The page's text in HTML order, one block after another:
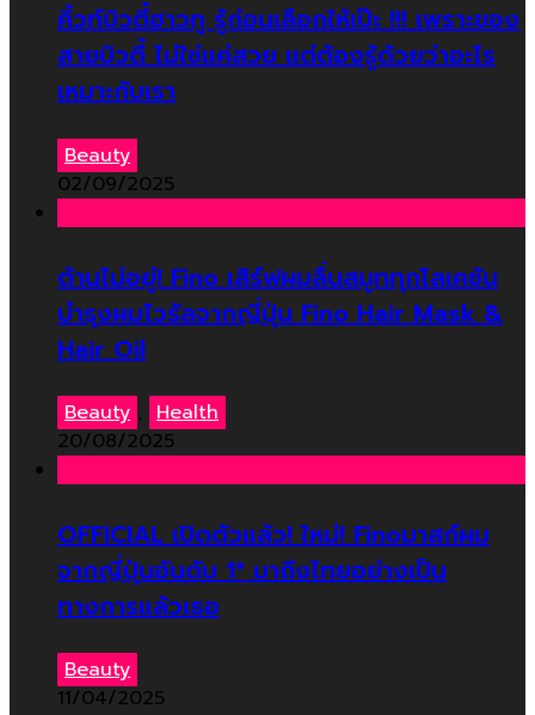
คิ้วท์บิวตี้ฮาวทู รู้ก่อนเลือกให้เป๊ะ !!! เพราะของ
สายบิวตี้ ไม่ใช่แค่สวย แต่ต้องรู้ด้วยว่าอะไร
เหมาะกับเรา
Beauty
02/09/2025
ต้านไม่อยู่! Fino เสิร์ฟผมลื่นสมูททุกโลเคชัน
บำรุงผมไวรัลจากญี่ปุ่น Fino Hair Mask &
Hair Oil
Beauty , Health
20/08/2025
OFFICIAL เปิดตัวแล้ว! ใหม่! Finoมาสก์ผม
จากญี่ปุ่นอันดับ 1* มาถึงไทยอย่างเป็น
ทางการแล้วเธอ
Beauty
11/04/2025